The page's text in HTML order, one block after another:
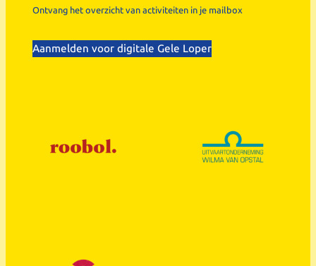
Ontvang het overzicht van activiteiten in je mailbox
Aanmelden voor digitale Gele Loper